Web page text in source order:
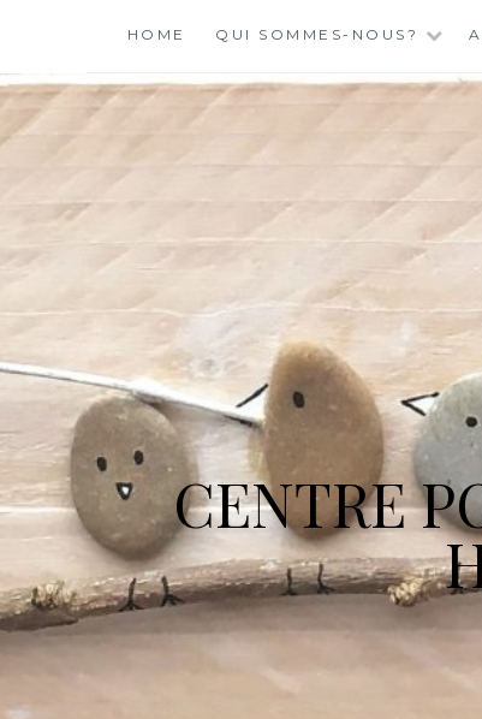
content
HOME QUI SOMMES-NOUS?
CENTRE